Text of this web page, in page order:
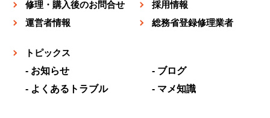
修理・購入後のお問合せ
採用情報
運営者情報
総務省登録修理業者
トピックス
お知らせ
ブログ
よくあるトラブル
マメ知識